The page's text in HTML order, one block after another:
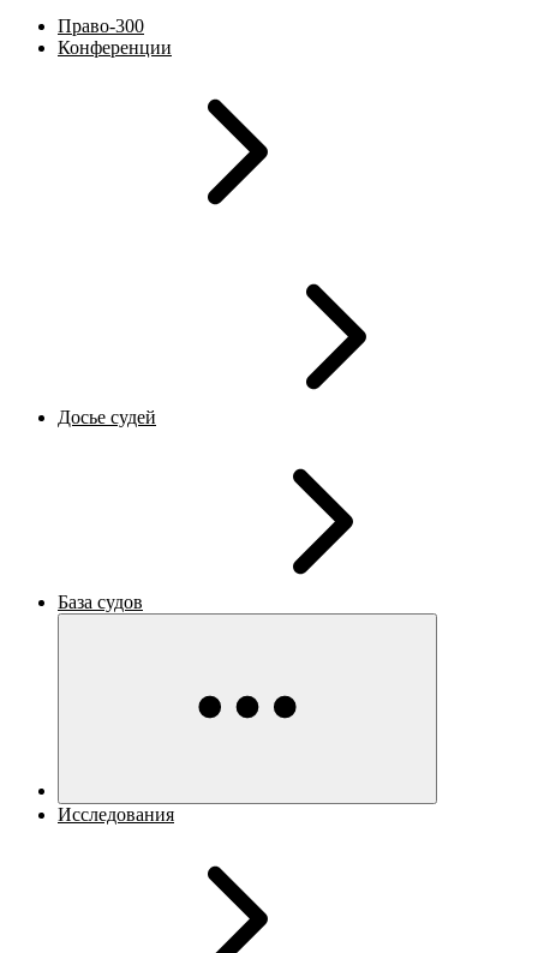
Право-300
Конференции
Досье судей
База судов
Исследования